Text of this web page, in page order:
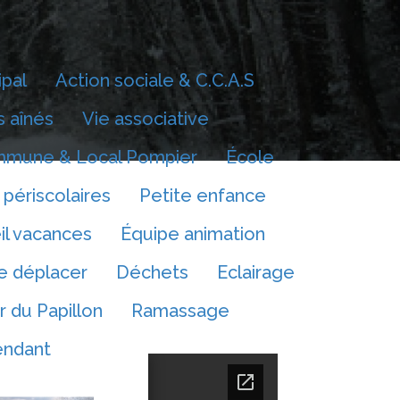
Action sociale & C.C.A.S
aînés
Vie associative
& Local Pompier
École
Petite enfance
vacances
Équipe animation
déplacer Déchets
Eclairage
du Papillon
Ramassage